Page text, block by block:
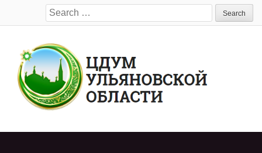
Search
for: